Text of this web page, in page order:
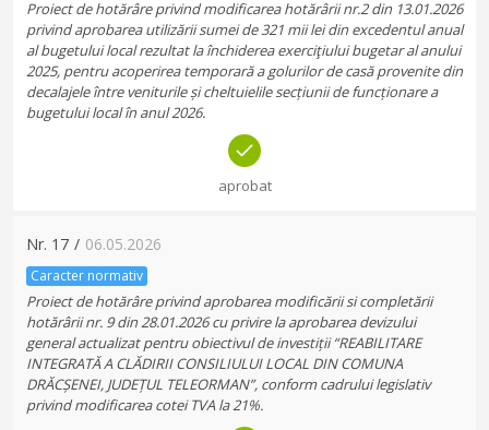
Proiect de hotărâre privind modificarea hotărârii nr.2 din 13.01.2026
privind aprobarea utilizării sumei de 321 mii lei din excedentul anual
al bugetului local rezultat la închiderea exerciţiului bugetar al anului
2025, pentru acoperirea temporară a golurilor de casă provenite din
decalajele între veniturile și cheltuielile secțiunii de funcționare a
bugetului local în anul 2026.
aprobat
Nr. 17 / 06.05.2026
Caracter normativ
Proiect de hotărâre privind aprobarea modificării si completării
hotărârii nr. 9 din 28.01.2026 cu privire la aprobarea devizului
general actualizat pentru obiectivul de investiții “REABILITARE
INTEGRATĂ A CLĂDIRII CONSILIULUI LOCAL DIN COMUNA
DRĂCȘENEI, JUDEȚUL TELEORMAN”, conform cadrului legislativ
privind modificarea cotei TVA la 21%.